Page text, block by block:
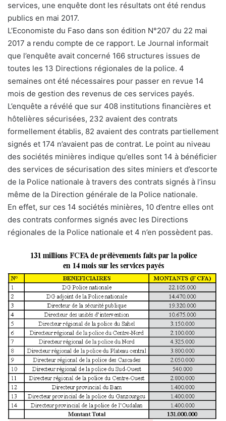
services, une enquête dont les résultats ont été rendus
publics en mai 2017.
L’Economiste du Faso dans son édition N°207 du 22 mai
2017 a rendu compte de ce rapport. Le Journal informait
que l’enquête avait concerné 166 structures issues de
toutes les 13 Directions régionales de la police. 4
semaines ont été nécessaires pour passer en revue 14
mois de gestion des revenus de ces services payés.
L’enquête a révélé que sur 408 institutions financières et
hôtelières sécurisées, 232 avaient des contrats
formellement établis, 82 avaient des contrats partiellement
signés et 174 n’avaient pas de contrat. Le point au niveau
des sociétés minières indique qu’elles sont 14 à bénéficier
des services de sécurisation des sites miniers et d’escorte
de la Police nationale à travers des contrats signés à l’insu
même de la Direction générale de la Police nationale.
En effet, sur ces 14 sociétés minières, 10 d’entre elles ont
des contrats conformes signés avec les Directions
régionales de la Police nationale et 4 n’en possèdent pas.